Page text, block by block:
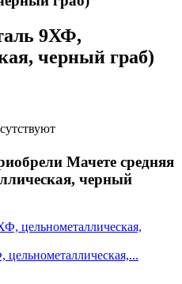
9ХФ,
черный граб)
Мачете средняя
черный